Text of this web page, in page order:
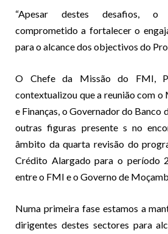
“Apesar destes desafios, o
comprometido a fortalecer o
para o alcance dos objectivos do
O Chefe da Missão do FMI,
contextualizou que a reunião com
e Finanças, o Governador do Banco
outras figuras presente s no
âmbito da quarta revisão do
Crédito Alargado para o período
entre o FMI e o Governo de
Numa primeira fase estamos a
dirigentes destes sectores para